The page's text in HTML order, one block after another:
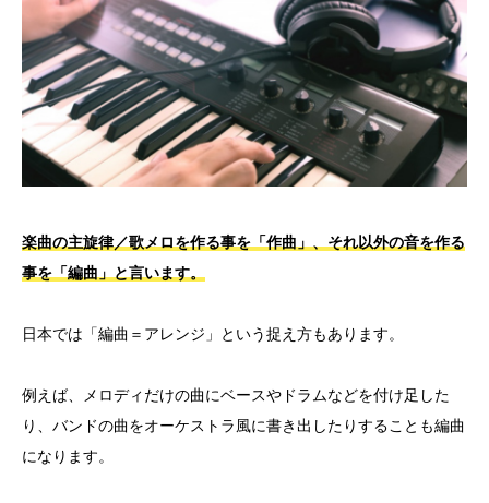
楽曲の主旋律／歌メロを作る事を「作曲」、それ以外の音を作る
事を「編曲」と言います。
日本では「編曲＝アレンジ」という捉え方もあります。
例えば、メロディだけの曲にベースやドラムなどを付け足した
り、バンドの曲をオーケストラ風に書き出したりすることも編曲
になります。